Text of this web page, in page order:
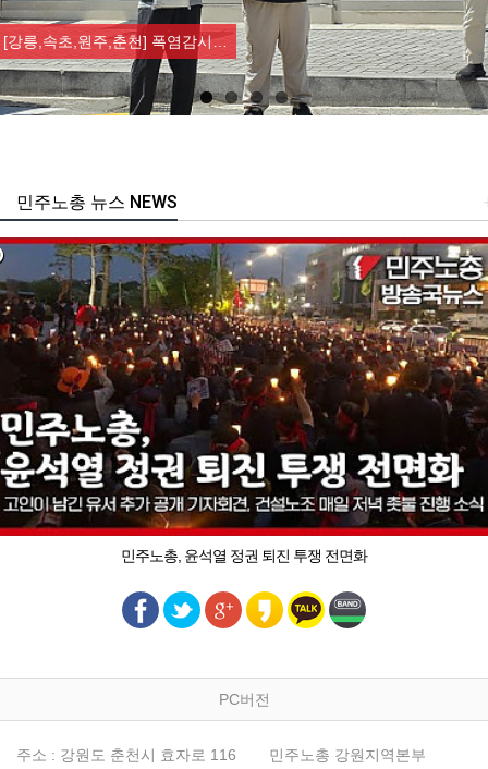
[강릉,속초,원주,춘천] 폭염감시…
주노총 뉴스 NEWS
민주노총, 윤석열 정권 퇴진 투쟁 전면화
PC버전
주소 : 강원도 춘천시 효자로 116 민주노총 강원지역본부